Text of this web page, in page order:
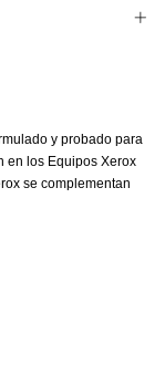
y probado para
en los Equipos Xerox
se complementan